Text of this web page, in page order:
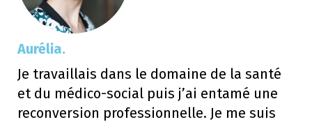
Aurélia.
Je travaillais dans le domaine de la santé
et du médico-social puis j’ai entamé une
reconversion professionnelle. Je me suis